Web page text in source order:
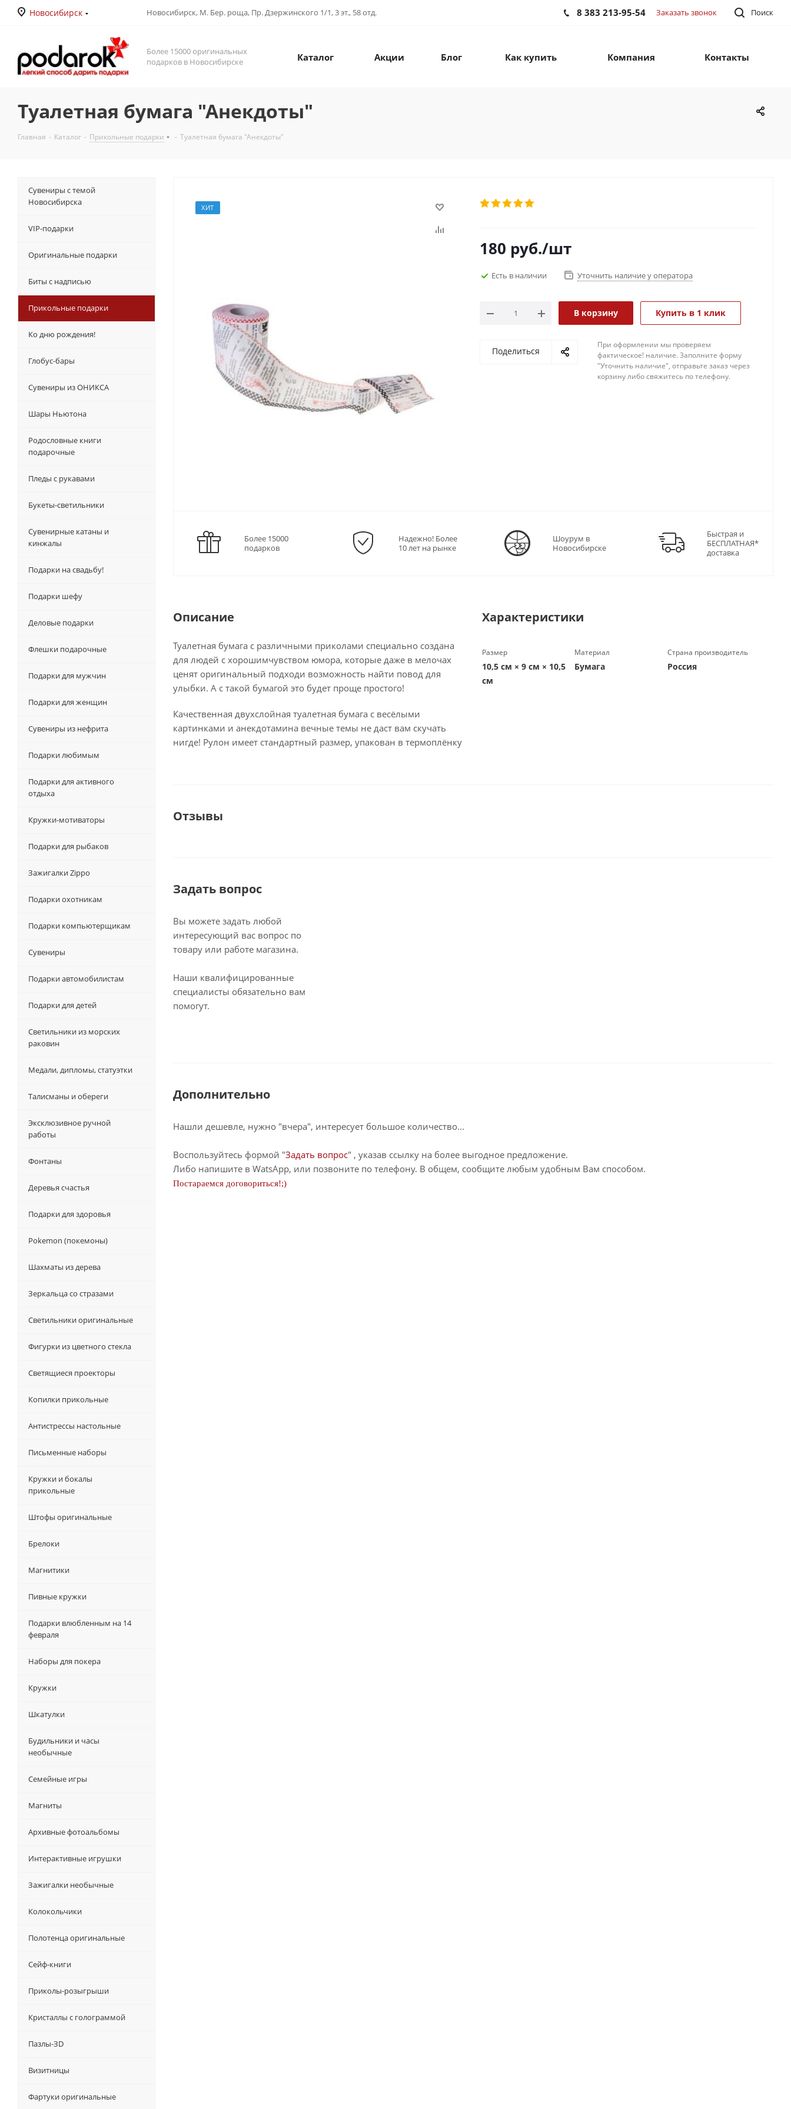
Новосибирск Новосибирск, М. Бер. роща, Пр. Дзержинского 1/1, 3 эт., 58 отд. Поиск
8 383 213-95-54 Заказать звонок
Более 15000 оригинальных
подарков в Новосибирске
Каталог Акции Блог Как купить Компания Контакты
Туалетная бумага "Анекдоты"
Главная - Каталог - Прикольные подарки - Туалетная бумага "Анекдоты"
ХИТ
180 руб./шт
Есть в наличии Уточнить наличие у оператора
В корзину Купить в 1 клик
Поделиться
При оформлении мы проверяем
фактическое! наличие. 3аполните форму
"Уточнить наличие", отправьте заказ через
корзину либо свяжитесь по телефону.
Более 15000
подарков
Надежно! Более
10 лет на рынке
Шоурум в
Новосибирске
Быстрая и
БЕСПЛАТНАЯ*
доставка
Описание
Туалетная бумага с различными приколами специально создана
для людей с хорошимчувством юмора, которые даже в мелочах
ценят оригинальный подходи возможность найти повод для
улыбки. А с такой бумагой это будет проще простого!
Качественная двухслойная туалетная бумага с весёлыми
картинками и анекдотамина вечные темы не даст вам скучать
нигде! Рулон имеет стандартный размер, упакован в термоплёнку
Характеристики
Размер
10,5 см × 9 см × 10,5
см
Материал
Бумага
Страна производитель
Россия
Отзывы
Задать вопрос
Вы можете задать любой
интересующий вас вопрос по
товару или работе магазина.
Наши квалифицированные
специалисты обязательно вам
помогут.
Дополнительно
Нашли дешевле, нужно "вчера", интересует большое количество...
Воспользуйтесь формой "Задать вопрос" , указав ссылку на более выгодное предложение.
Либо напишите в WatsApp, или позвоните по телефону. В общем, сообщите любым удобным Вам способом.
Постараемся договориться!;)
Сувениры с темой
Новосибирска
VIP-подарки
Оригинальные подарки
Биты с надписью
Прикольные подарки
Ко дню рождения!
Глобус-бары
Сувениры из ОНИКСА
Шары Ньютона
Родословные книги
подарочные
Пледы с рукавами
Букеты-светильники
Сувенирные катаны и
кинжалы
Подарки на свадьбу!
Подарки шефу
Деловые подарки
Флешки подарочные
Подарки для мужчин
Подарки для женщин
Сувениры из нефрита
Подарки любимым
Подарки для активного
отдыха
Кружки-мотиваторы
Подарки для рыбаков
Зажигалки Zippo
Подарки охотникам
Подарки компьютерщикам
Сувениры
Подарки автомобилистам
Подарки для детей
Светильники из морских
раковин
Медали, дипломы, статуэтки
Талисманы и обереги
Эксклюзивное ручной
работы
Фонтаны
Деревья счастья
Подарки для здоровья
Pokemon (покемоны)
Шахматы из дерева
Зеркальца со стразами
Светильники оригинальные
Фигурки из цветного стекла
Светящиеся проекторы
Копилки прикольные
Антистрессы настольные
Письменные наборы
Кружки и бокалы
прикольные
Штофы оригинальные
Брелоки
Магнитики
Пивные кружки
Подарки влюбленным на 14
февраля
Наборы для покера
Кружки
Шкатулки
Будильники и часы
необычные
Семейные игры
Магниты
Архивные фотоальбомы
Интерактивные игрушки
Зажигалки необычные
Колокольчики
Полотенца оригинальные
Сейф-книги
Приколы-розыгрыши
Кристаллы с голограммой
Пазлы-ЗD
Визитницы
Фартуки оригинальные